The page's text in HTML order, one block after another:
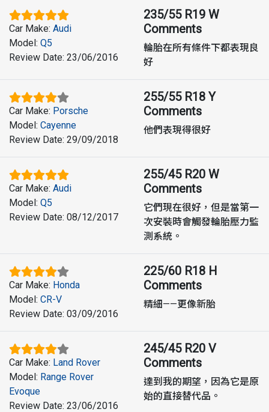
Car Make: Audi
Model: Q5
Review Date: 23/06/2016
235/55 R19 W
Comments
輪胎在所有條件下都表現良
好
Car Make: Porsche
Model: Cayenne
Review Date: 29/09/2018
255/55 R18 Y
Comments
他們表現得很好
Car Make: Audi
Model: Q5
Review Date: 08/12/2017
255/45 R20 W
Comments
它們現在很好，但是當第一
次安裝時會觸發輪胎壓力監
測系統。
Car Make: Honda
Model: CR-V
Review Date: 03/09/2016
225/60 R18 H
Comments
精細——更像新胎
Car Make: Land Rover
Model: Range Rover
Evoque
Review Date: 23/06/2016
245/45 R20 V
Comments
達到我的期望，因為它是原
始的直接替代品。